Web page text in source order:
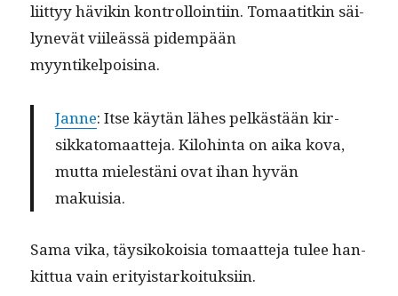
liit­tyy hävikin kon­trol­loin­ti­in. Tomaatitkin säi­
lynevät viileässä pidem­pään
myyntikelpoisina.
Janne: Itse käytän läh­es pelkästään kir­
sikkatomaat­te­ja. Kilo­hin­ta on aika kova,
mut­ta mielestäni ovat ihan hyvän
makuisia.
Sama vika, täysikokoisia tomaat­te­ja tulee han­
kit­tua vain erityistarkoituksiin.